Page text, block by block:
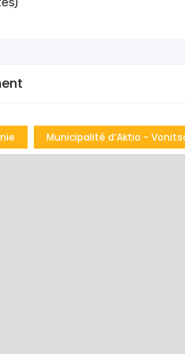
Municipalité d’Aktio -